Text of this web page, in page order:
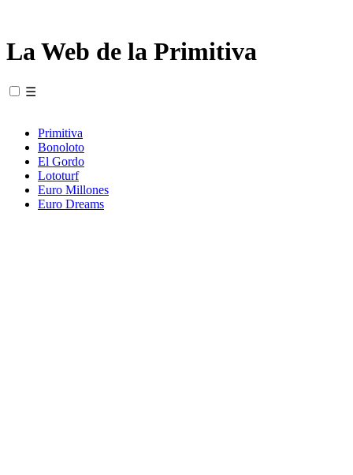
La Web de la Primitiva
☰
Primitiva
Bonoloto
El Gordo
Lototurf
Euro Millones
Euro Dreams